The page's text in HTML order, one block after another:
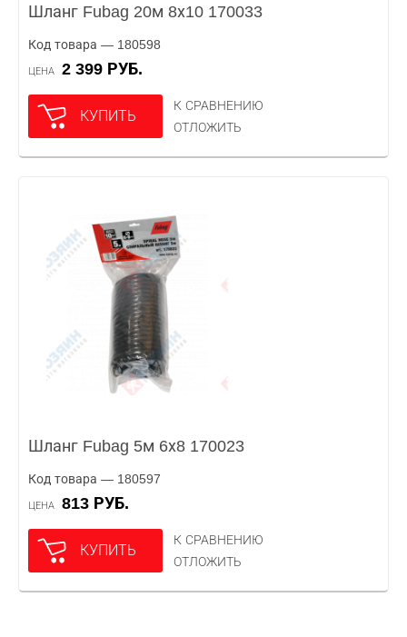
Шланг Fubag 20м 8х10 170033
Код товара — 180598
ЦЕНА 2 399 РУБ.
КУПИТЬ
К СРАВНЕНИЮ
ОТЛОЖИТЬ
Шланг Fubag 5м 6х8 170023
Код товара — 180597
ЦЕНА 813 РУБ.
КУПИТЬ
К СРАВНЕНИЮ
ОТЛОЖИТЬ